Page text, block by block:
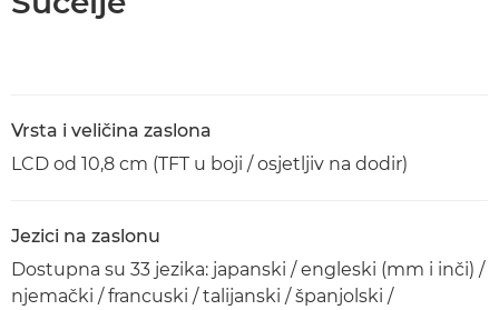
Vrsta i veličina zaslona
LCD od 10,8 cm (TFT u boji / osjetljiv na dodir)
Jezici na zaslonu
Dostupna su 33 jezika: japanski / engleski (mm i inči) /
njemački / francuski / talijanski / španjolski /